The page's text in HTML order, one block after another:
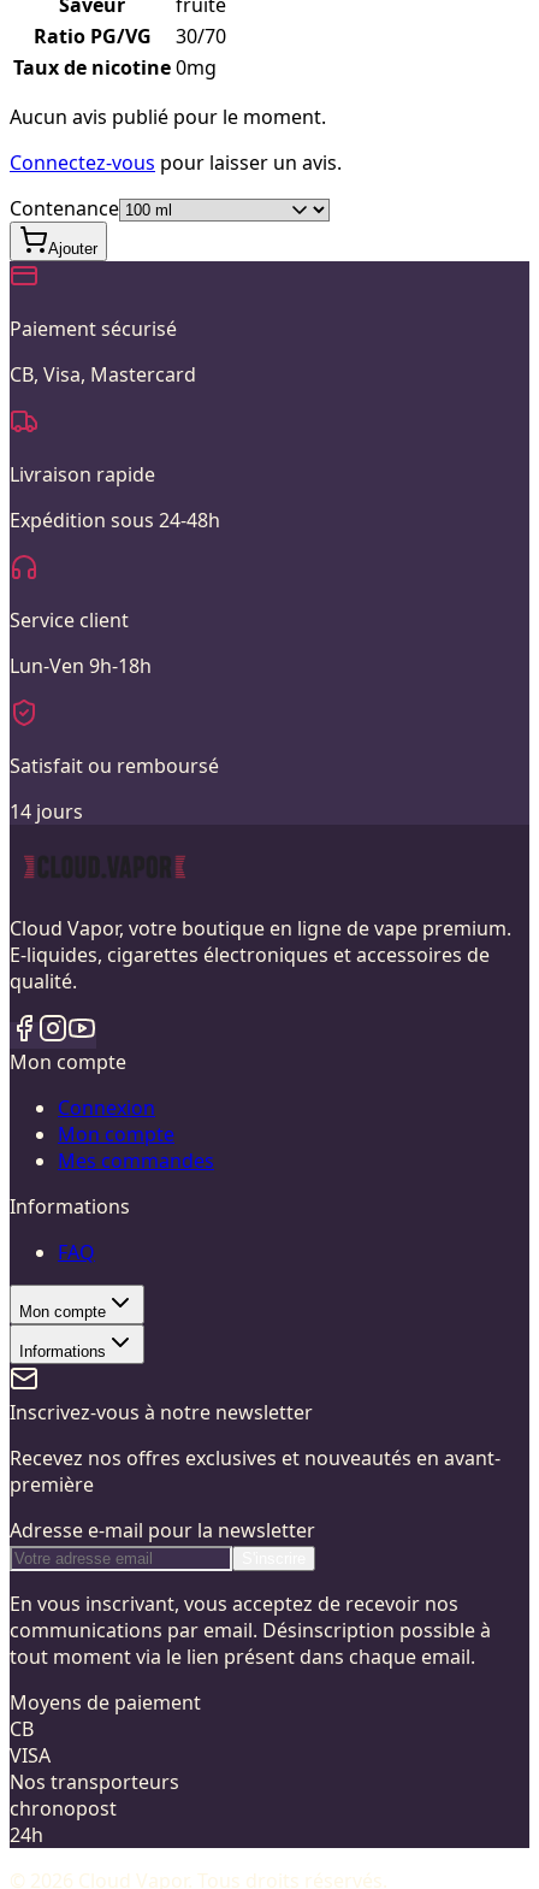
Ratio PG/VG
30/70
Taux de nicotine0mg
Aucun avis publié pour le moment.
Connectez-vous pour laisser un avis.
Contenance
Ajouter
Paiement sécurisé
CB, Visa, Mastercard
Livraison rapide
Expédition sous 24-48h
Service client
Lun-Ven 9h-18h
Satisfait ou remboursé
14 jours
Cloud Vapor, votre boutique en ligne de vape premium.
E-liquides, cigarettes électroniques et accessoires de
qualité.
Mon compte
Connexion
Mon compte
Mes commandes
Informations
FAQ
Mon compte
Informations
Inscrivez-vous à notre newsletter
Recevez nos offres exclusives et nouveautés en avant-
première
Adresse e-mail pour la newsletter
En vous inscrivant, vous acceptez de recevoir nos
communications par email. Désinscription possible à
tout moment via le lien présent dans chaque email.
Moyens de paiement
CB
VISA
Nos transporteurs
chronopost
24h
© 2026 Cloud Vapor. Tous droits réservés.